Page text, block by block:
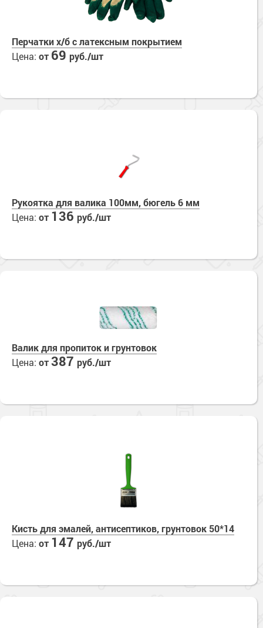
Перчатки х/б с латексным покрытием
Цена: от 69 руб./шт
Рукоятка для валика 100мм, бюгель 6 мм
Цена: от 136 руб./шт
Валик для пропиток и грунтовок
Цена: от387 руб./шт
Кисть для эмалей, антисептиков, грунтовок 50*14
Цена: от 147 руб./шт